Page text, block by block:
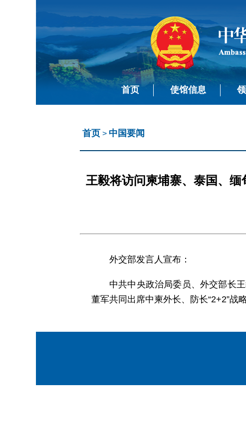
首页 使馆信息
首页 > 中国要闻
王毅将访问柬埔寨、泰国、
外交部发言人宣布：
中共中央政治局委员、外交部长
董军共同出席中柬外长、防长“2+2”战